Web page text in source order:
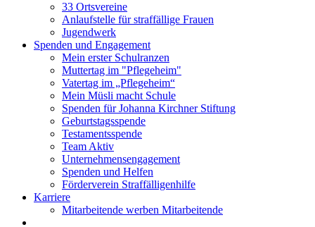
33 Ortsvereine
Anlaufstelle für straffällige Frauen
Jugendwerk
Spenden und Engagement
Mein erster Schulranzen
Muttertag im "Pflegeheim"
Vatertag im „Pflegeheim“
Mein Müsli macht Schule
Spenden für Johanna Kirchner Stiftung
Geburtstagsspende
Testamentsspende
Team Aktiv
Unternehmensengagement
Spenden und Helfen
Förderverein Straffälligenhilfe
Karriere
Mitarbeitende werben Mitarbeitende